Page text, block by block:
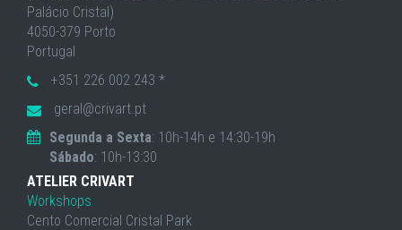
Palácio Cristal)
4050-379 Porto
Portugal
+351 226 002 243 *
geral@crivart.pt
Segunda a Sexta: 10h-14h e 14:30-19h
Sábado: 10h-13:30
ATELIER CRIVART
Workshops
Cento Comercial Cristal Park